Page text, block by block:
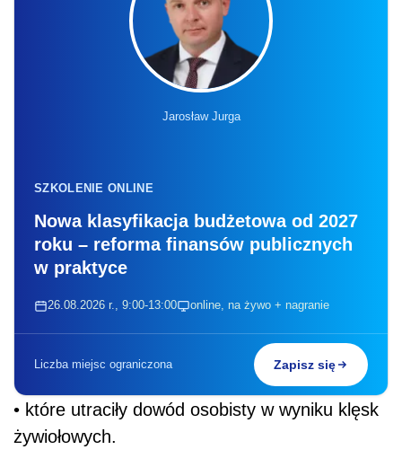
Jarosław Jurga
SZKOLENIE ONLINE
Nowa klasyfikacja budżetowa od 2027
roku – reforma finansów publicznych
w praktyce
26.08.2026 r., 9:00-13:00 online, na żywo + nagranie
Liczba miejsc ograniczona Zapisz się
• które utraciły dowód osobisty w wyniku klęsk
żywiołowych.